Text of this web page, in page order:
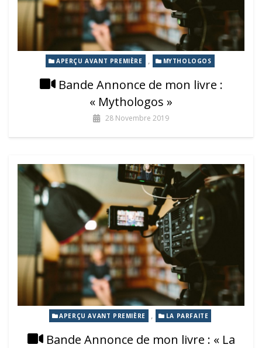
APERÇU AVANT PREMIÈRE , MYTHOLOGOS
Bande Annonce de mon livre :
« Mythologos »
28 Novembre 2019
APERÇU AVANT PREMIÈRE , LA PARFAITE
Bande Annonce de mon livre : « La